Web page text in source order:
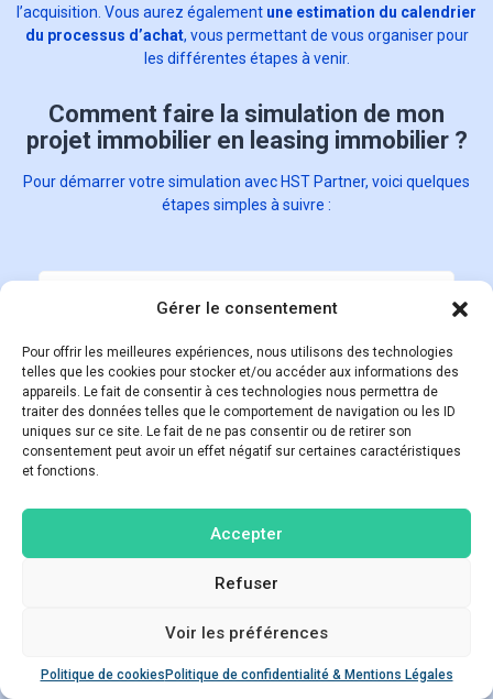
Gérer le consentement
Pour offrir les meilleures expériences, nous utilisons des technologies
telles que les cookies pour stocker et/ou accéder aux informations des
appareils. Le fait de consentir à ces technologies nous permettra de
traiter des données telles que le comportement de navigation ou les ID
uniques sur ce site. Le fait de ne pas consentir ou de retirer son
consentement peut avoir un effet négatif sur certaines caractéristiques
et fonctions.
Accepter
Refuser
Voir les préférences
Politique de cookies Politique de confidentialité & Mentions Légales
l’acquisition. Vous aurez également une estimation du calendrier
du processus d’achat, vous permettant de vous organiser pour
les différentes étapes à venir.
Comment faire la simulation de mon
projet immobilier en leasing immobilier ?
Pour démarrer votre simulation avec HST Partner, voici quelques
étapes simples à suivre :
Accédez à notre
simulateur en ligne via
ce lien
Commencer
Poser une question
Open